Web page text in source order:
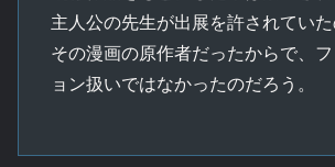
主人公の先生が出展を許されてい
その漫画の原作者だったからで、
ョン扱いではなかったのだろう。